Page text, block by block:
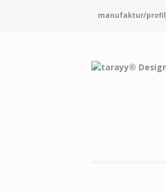
manufaktur/profil